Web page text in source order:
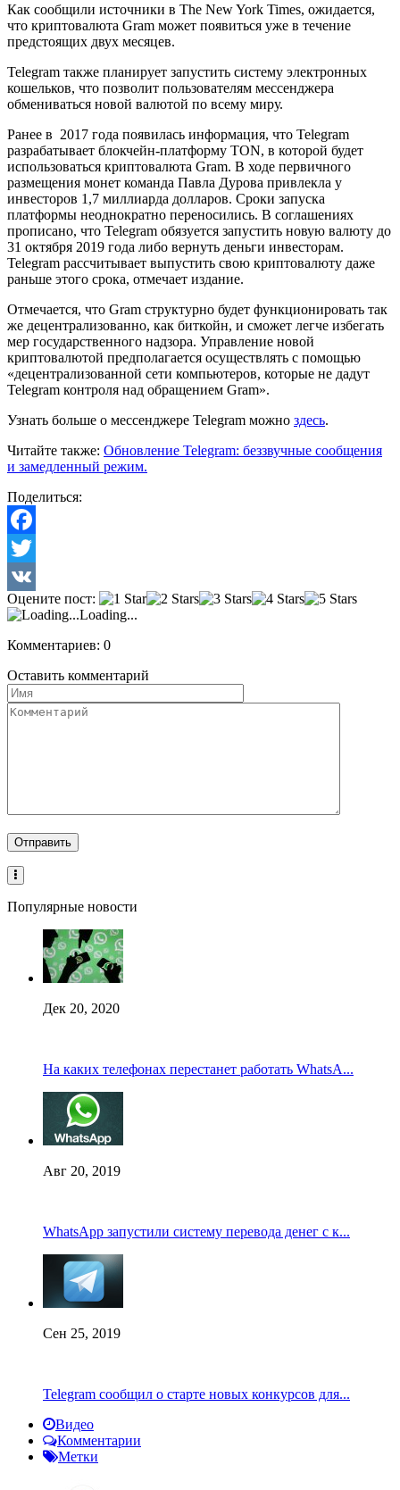
Как сообщили источники в The New York Times, ожидается,
что криптовалюта Gram может появиться уже в течение
предстоящих двух месяцев.
Telegram также планирует запустить систему электронных
кошельков, что позволит пользователям мессенджера
обмениваться новой валютой по всему миру.
Ранее в 2017 года появилась информация, что Telegram
разрабатывает блокчейн-платформу TON, в которой будет
использоваться криптовалюта Gram. В ходе первичного
размещения монет команда Павла Дурова привлекла у
инвесторов 1,7 миллиарда долларов. Сроки запуска
платформы неоднократно переносились. В соглашениях
прописано, что Telegram обязуется запустить новую валюту до
31 октября 2019 года либо вернуть деньги инвесторам.
Telegram рассчитывает выпустить свою криптовалюту даже
раньше этого срока, отмечает издание.
Отмечается, что Gram структурно будет функционировать так
же децентрализованно, как биткойн, и сможет легче избегать
мер государственного надзора. Управление новой
криптовалютой предполагается осуществлять с помощью
«децентрализованной сети компьютеров, которые не дадут
Telegram контроля над обращением Gram».
Узнать больше о мессенджере Telegram можно здесь.
Читайте также: Обновление Telegram: беззвучные сообщения
и замедленный режим.
Поделиться:
Facebook
Twitter
VK
Оцените пост:
Loading...
Комментариев: 0
Оставить комментарий
Популярные новости
Дек 20, 2020
На каких телефонах перестанет работать WhatsA...
Авг 20, 2019
WhatsApp запустили систему перевода денег с к...
Сен 25, 2019
Telegram сообщил о старте новых конкурсов для...
Видео
Комментарии
Метки